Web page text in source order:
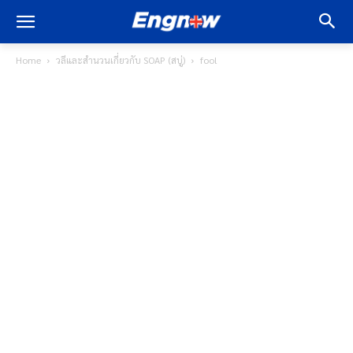
Home วลีและสำนวนเกี่ยวกับ SOAP (สบู่) fool